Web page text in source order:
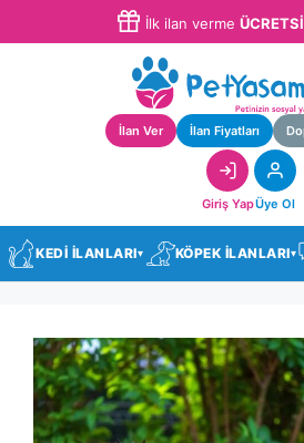
İlk ilan verme
İlan Ver İlan Fiyatları
Giriş YapÜye Ol
KEDİ İLANLARI▾ KÖPEK İLANLARI▾